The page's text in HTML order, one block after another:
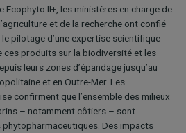
Ecophyto II+, les ministères en charge de
et de la recherche ont confié
le pilotage d’une expertise scientifique
ces produits sur la biodiversité et les
leurs zones d’épandage jusqu’au
et en Outre-Mer. Les
confirment que l’ensemble des milieux
– notamment côtiers – sont
Des impacts